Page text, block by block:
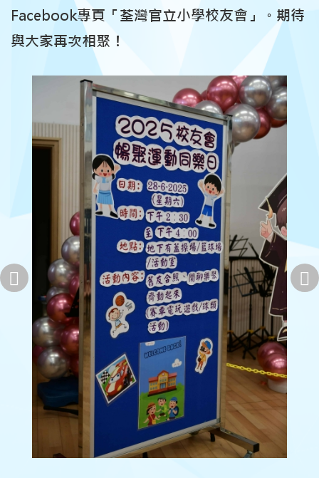
Facebook專頁「荃灣官立小學校友會」。期待
與大家再次相聚！